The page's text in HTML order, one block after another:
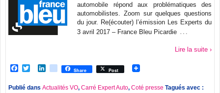
automobile répond aux problématiques des
automobilistes. Zoom sur quelques questions
du jour. Re(écouter) l’émission Les Experts du
3 avril 2017 – France Bleu Picardie …
Lire la suite ›
Facebook
TwitterLinkedIn
viadeoShare Post
Publié dans Actualités VO, Carré Expert Auto, Coté presse Tagués avec :